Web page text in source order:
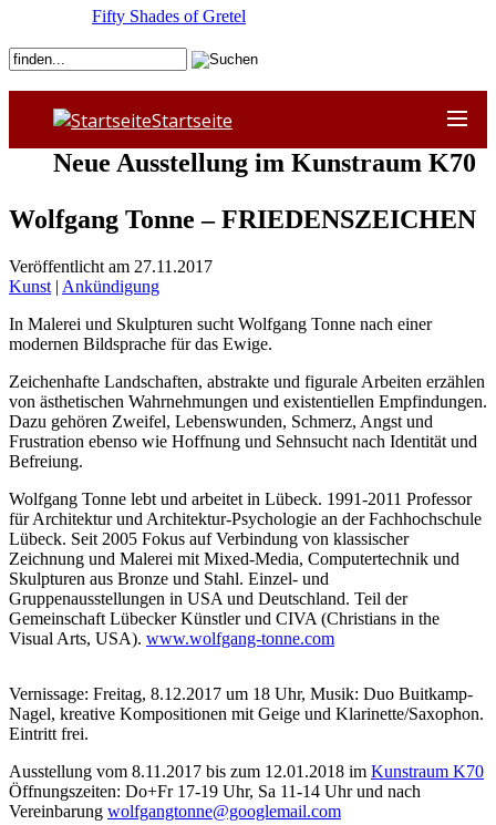
Startseite
Neue Ausstellung im Kunstraum K70
Wolfgang Tonne – FRIEDENSZEICHEN
Veröffentlicht am 27.11.2017
Kunst | Ankündigung
In Malerei und Skulpturen sucht Wolfgang Tonne nach einer
modernen Bildsprache für das Ewige.
Zeichenhafte Landschaften, abstrakte und figurale Arbeiten erzählen
von ästhetischen Wahrnehmungen und existentiellen Empfindungen.
Dazu gehören Zweifel, Lebenswunden, Schmerz, Angst und
Frustration ebenso wie Hoffnung und Sehnsucht nach Identität und
Befreiung.
Wolfgang Tonne lebt und arbeitet in Lübeck. 1991-2011 Professor
für Architektur und Architektur-Psychologie an der Fachhochschule
Lübeck. Seit 2005 Fokus auf Verbindung von klassischer
Zeichnung und Malerei mit Mixed-Media, Computertechnik und
Skulpturen aus Bronze und Stahl. Einzel- und
Gruppenausstellungen in USA und Deutschland. Teil der
Gemeinschaft Lübecker Künstler und CIVA (Christians in the
Visual Arts, USA). www.wolfgang-tonne.com
Vernissage: Freitag, 8.12.2017 um 18 Uhr, Musik: Duo Buitkamp-
Nagel, kreative Kompositionen mit Geige und Klarinette/Saxophon.
Eintritt frei.
Ausstellung vom 8.11.2017 bis zum 12.01.2018 im Kunstraum K70
Öffnungszeiten: Do+Fr 17-19 Uhr, Sa 11-14 Uhr und nach
Vereinbarung wolfgangtonne@googlemail.com
Fifty Shades of Gretel